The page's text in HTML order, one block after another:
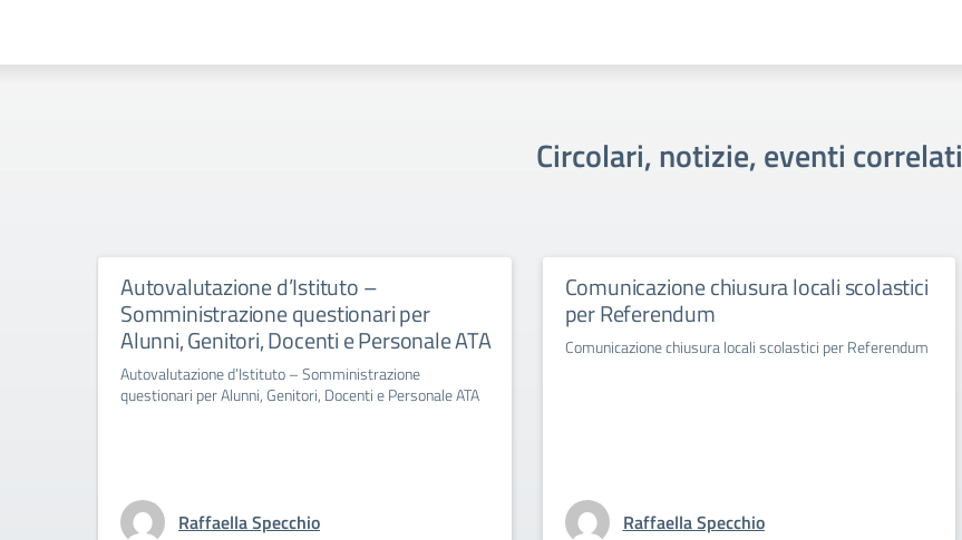
Circolari, notizie, eventi correlati
Autovalutazione d’Istituto –
Somministrazione questionari per
Alunni, Genitori, Docenti e Personale ATA
Autovalutazione d’Istituto – Somministrazione
questionari per Alunni, Genitori, Docenti e Personale ATA
Raffaella Specchio
Comunicazione chiusura locali scolastici
per Referendum
Comunicazione chiusura locali scolastici per Referendum
Raffaella Specchio